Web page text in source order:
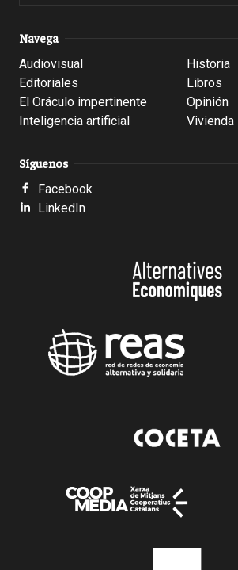
Navega
Audiovisual
Editoriales
El Oráculo impertinente
Inteligencia artificial
Historia
Libros
Opinión
Vivienda
Síguenos
Facebook
LinkedIn